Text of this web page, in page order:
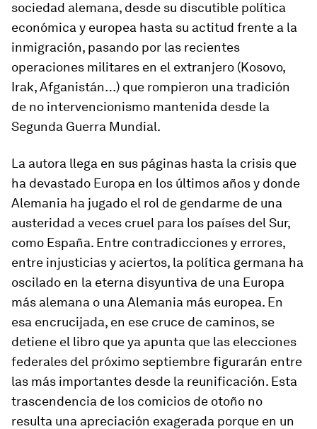
sociedad alemana, desde su discutible política
económica y europea hasta su actitud frente a la
inmigración, pasando por las recientes
operaciones militares en el extranjero (Kosovo,
Irak, Afganistán…) que rompieron una tradición
de no intervencionismo mantenida desde la
Segunda Guerra Mundial.
La autora llega en sus páginas hasta la crisis que
ha devastado Europa en los últimos años y donde
Alemania ha jugado el rol de gendarme de una
austeridad a veces cruel para los países del Sur,
como España. Entre contradicciones y errores,
entre injusticias y aciertos, la política germana ha
oscilado en la eterna disyuntiva de una Europa
más alemana o una Alemania más europea. En
esa encrucijada, en ese cruce de caminos, se
detiene el libro que ya apunta que las elecciones
federales del próximo septiembre figurarán entre
las más importantes desde la reunificación. Esta
trascendencia de los comicios de otoño no
resulta una apreciación exagerada porque en un